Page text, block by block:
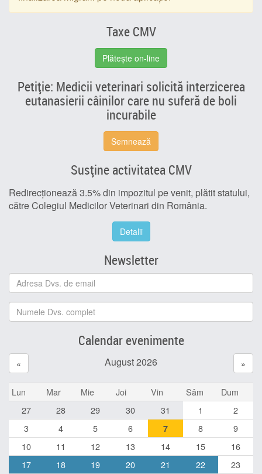
Taxe CMV
Plătește on-line
Petiție: Medicii veterinari solicită interzicerea
eutanasierii câinilor care nu suferă de boli
incurabile
Semnează
Susține activitatea CMV
Redirecționează 3.5% din impozitul pe venit, plătit statului,
către Colegiul Medicilor Veterinari din România.
Detalii
Newsletter
Calendar evenimente
« »
August 2026
Lun Mar Mie Joi Vin Sâm
Dum
27
28 29 30 31 1
2
3
4 5 6 7 8
9
10
11 12 13 14 15
16
17
18 19 20 21 22
23